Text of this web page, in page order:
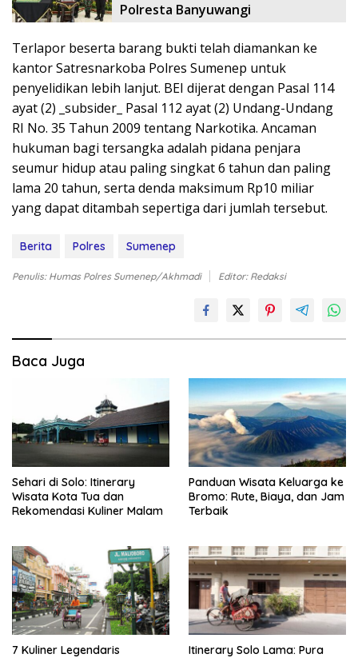
Polresta Banyuwangi
Terlapor beserta barang bukti telah diamankan ke
kantor Satresnarkoba Polres Sumenep untuk
penyelidikan lebih lanjut. BEI dijerat dengan Pasal 114
ayat (2) _subsider_ Pasal 112 ayat (2) Undang-Undang
RI No. 35 Tahun 2009 tentang Narkotika. Ancaman
hukuman bagi tersangka adalah pidana penjara
seumur hidup atau paling singkat 6 tahun dan paling
lama 20 tahun, serta denda maksimum Rp10 miliar
yang dapat ditambah sepertiga dari jumlah tersebut.
Berita Polres Sumenep
Penulis: Humas Polres Sumenep/Akhmadi Editor: Redaksi
Baca Juga
Sehari di Solo: Itinerary
Wisata Kota Tua dan
Rekomendasi Kuliner Malam
Panduan Wisata Keluarga ke
Bromo: Rute, Biaya, dan Jam
Terbaik
7 Kuliner Legendaris
Itinerary Solo Lama: Pura